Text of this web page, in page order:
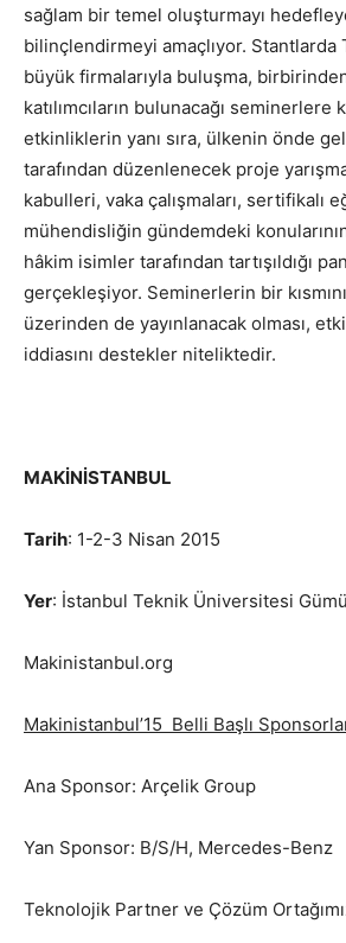
sağlam bir temel oluşturmayı
bilinçlendirmeyi amaçlıyor. Stantlarda
büyük firmalarıyla buluşma,
katılımcıların bulunacağı seminerlere
etkinliklerin yanı sıra, ülkenin önde
tarafından düzenlenecek proje
kabulleri, vaka çalışmaları, sertifikalı
mühendisliğin gündemdeki
hâkim isimler tarafından tartışıldığı
gerçekleşiyor. Seminerlerin bir
üzerinden de yayınlanacak olması,
iddiasını destekler niteliktedir.
MAKİNİSTANBUL
Tarih: 1-2-3 Nisan 2015
Yer: İstanbul Teknik Üniversitesi
Makinistanbul.org
Makinistanbul’15 Belli Başlı
Ana Sponsor: Arçelik Group
Yan Sponsor: B/S/H, Mercedes-Benz
Teknolojik Partner ve Çözüm